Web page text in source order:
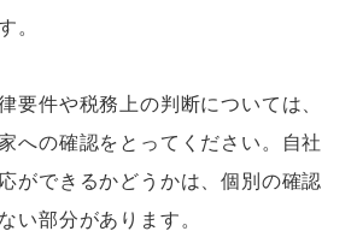
。
要件や税務上の判断については、
への確認をとってください。自社
ができるかどうかは、個別の確認
い部分があります。